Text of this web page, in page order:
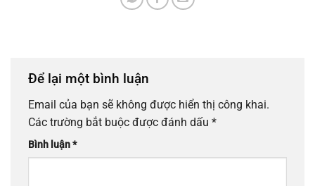
Để lại một bình luận
Email của bạn sẽ không được hiển thị công khai.
Các trường bắt buộc được đánh dấu *
Bình luận*